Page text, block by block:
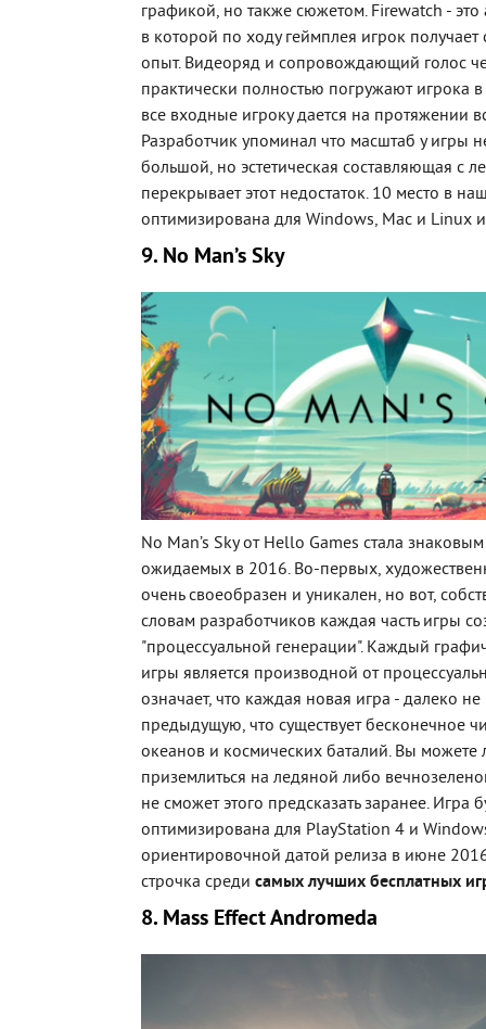
графикой, но также сюжетом. Firewatch - это
в которой по ходу геймплея игрок
опыт. Видеоряд и сопровождающий голос
практически полностью погружают игрока
все входные игроку дается на протяжении
Разработчик упоминал что масштаб у игры
большой, но эстетическая составляющая с
перекрывает этот недостаток. 10 место в
оптимизирована для Windows, Mac и Linux
9. No Man’s Sky
No Man’s Sky от Hello Games стала
ожидаемых в 2016. Во-первых,
очень своеобразен и уникален, но вот,
словам разработчиков каждая часть игры
"процессуальной генерации". Каждый
игры является производной от
означает, что каждая новая игра - далеко
предыдущую, что существует бесконечное
океанов и космических баталий. Вы можете
приземлиться на ледяной либо
не сможет этого предсказать заранее. Игра
оптимизирована для PlayStation 4 и
ориентировочной датой релиза в июне
строчка среди самых лучших бесплатных
8. Mass Effect Andromeda